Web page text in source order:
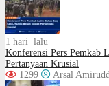
1 hari lalu
Konferensi Pers Pemkab
Pertanyaan Krusial
1299
Arsal